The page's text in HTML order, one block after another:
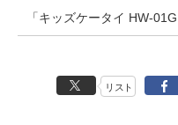
「キッズケータイ HW-
リスト